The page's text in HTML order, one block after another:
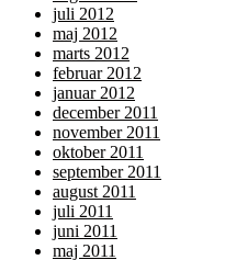
juli 2012
maj 2012
marts 2012
februar 2012
januar 2012
december 2011
november 2011
oktober 2011
september 2011
august 2011
juli 2011
juni 2011
maj 2011